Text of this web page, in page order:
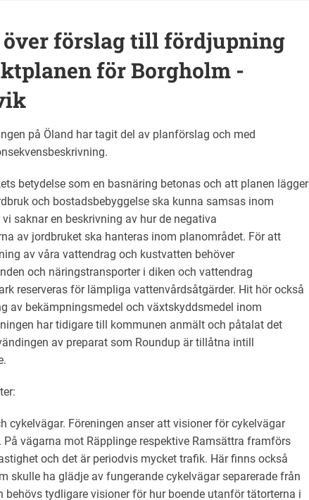
förslag till fördjupning
för Borgholm -
på Öland har tagit del av planförslag och med
betydelse som en basnäring betonas och att planen lägger
och bostadsbebyggelse ska kunna samsas inom
saknar en beskrivning av hur de negativa
av jordbruket ska hanteras inom planområdet. För att
av våra vattendrag och kustvatten behöver
och näringstransporter i diken och vattendrag
reserveras för lämpliga vattenvårdsåtgärder. Hit hör också
av bekämpningsmedel och växtskyddsmedel inom
har tidigare till kommunen anmält och påtalat det
av preparat som Roundup är tillåtna intill
cykelvägar. Föreningen anser att visioner för cykelvägar
På vägarna mot Räpplinge respektive Ramsättra framförs
och det är periodvis mycket trafik. Här finns också
skulle ha glädje av fungerande cykelvägar separerade från
behövs tydligare visioner för hur boende utanför tätorterna i